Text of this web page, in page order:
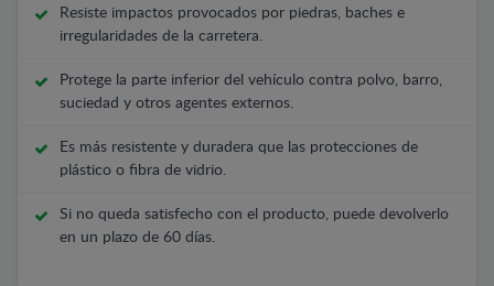
Resiste impactos provocados por piedras, baches e
irregularidades de la carretera.
Protege la parte inferior del vehículo contra polvo, barro,
suciedad y otros agentes externos.
Es más resistente y duradera que las protecciones de
plástico o fibra de vidrio.
Si no queda satisfecho con el producto, puede devolverlo
en un plazo de 60 días.